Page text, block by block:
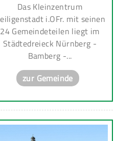
Das Kleinzentrum
i.OFr. mit seinen
24 Gemeindeteilen liegt im
Städtedreieck Nürnberg -
Bamberg -...
zur Gemeinde